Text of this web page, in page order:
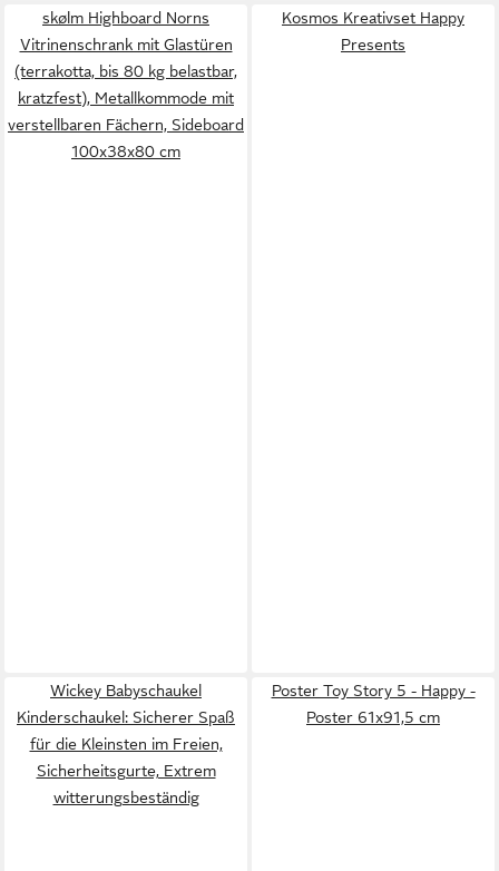
skølm Highboard Norns
Vitrinenschrank mit Glastüren
(terrakotta, bis 80 kg belastbar,
kratzfest), Metallkommode mit
verstellbaren Fächern, Sideboard
100x38x80 cm
Kosmos Kreativset Happy
Presents
Wickey Babyschaukel
Kinderschaukel: Sicherer Spaß
für die Kleinsten im Freien,
Sicherheitsgurte, Extrem
witterungsbeständig
Poster Toy Story 5 - Happy -
Poster 61x91,5 cm